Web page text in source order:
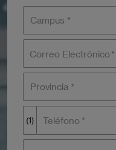
Correo Electrónico
Provincia *
(1) Teléfono